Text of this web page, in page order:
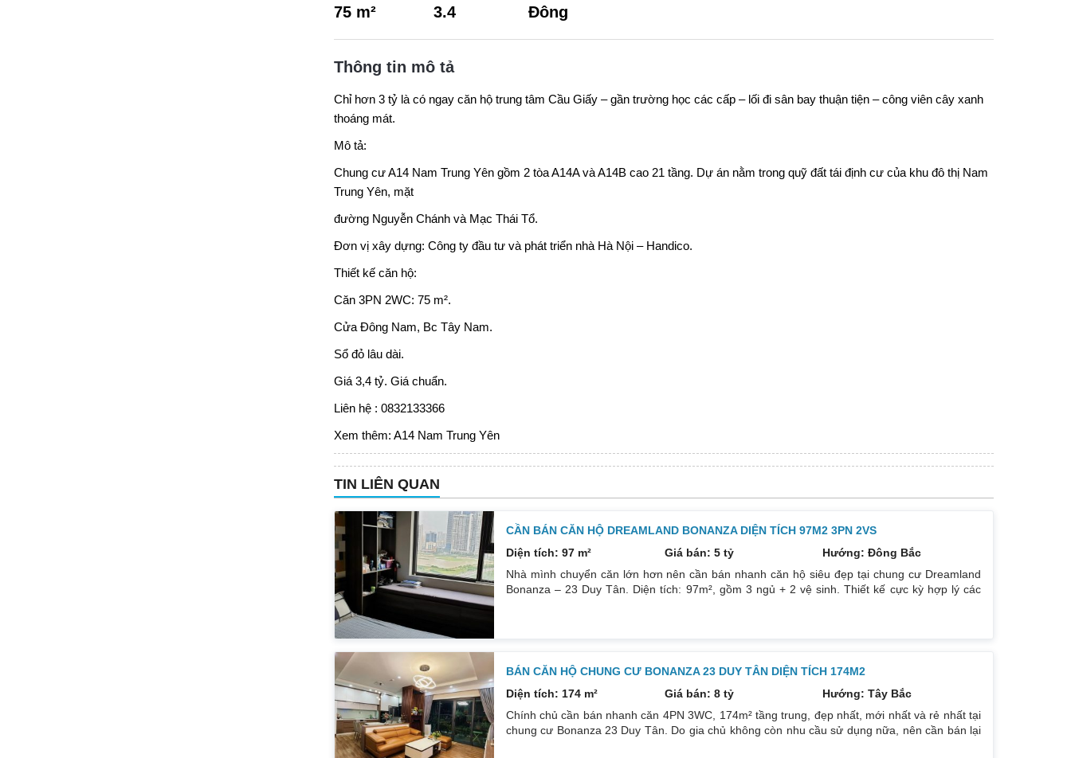
75 m² 3.4 Đông
Thông tin mô tả
Chỉ hơn 3 tỷ là có ngay căn hộ trung tâm Cầu Giấy – gần trường học các cấp – lối đi sân bay thuận tiện – công viên cây xanh
thoáng mát.
Mô tả:
Chung cưA14 Nam Trung Yêngồm 2 tòa A14A và A14B cao 21 tầng. Dự án nằm trong quỹ đất tái định cư của khu đô thị Nam
Trung Yên, mặt
đường Nguyễn Chánh và Mạc Thái Tổ.
Đơn vị xây dựng: Công ty đầu tư và phát triển nhà Hà Nội – Handico.
Thiết kế căn hộ:
Căn 3PN 2WC: 75 m².
Cửa Đông Nam, Bc Tây Nam.
Sổ đỏ lâu dài.
Giá 3,4 tỷ. Giá chuẩn.
Liên hệ : 0832133366
Xem thêm: A14 Nam Trung Yên
TIN LIÊN QUAN
CẦN BÁN CĂN HỘ DREAMLAND BONANZA DIỆN TÍCH 97M2 3PN 2VS
Diện tích: 97 m²
Giá bán: 5 tỷ
Hướng: Đông Bắc
Nhà mình chuyển căn lớn hơn nên cần bán nhanh căn hộ siêu đẹp tại chung cư Dreamland
Bonanza – 23 Duy Tân. Diện tích: 97m², gồm 3 ngủ + 2 vệ sinh. Thiết kế cực kỳ hợp lý các
BÁN CĂN HỘ CHUNG CƯ BONANZA 23 DUY TÂN DIỆN TÍCH 174M2
Diện tích: 174 m²
Giá bán: 8 tỷ
Hướng: Tây Bắc
Chính chủ cần bán nhanh căn 4PN 3WC, 174m² tầng trung, đẹp nhất, mới nhất và rẻ nhất tại
chung cư Bonanza 23 Duy Tân. Do gia chủ không còn nhu cầu sử dụng nữa, nên cần bán lại